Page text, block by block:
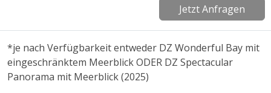
Jetzt Anfragen
*je nach Verfügbarkeit entweder DZ Wonderful Bay mit
eingeschränktem Meerblick ODER DZ Spectacular
Panorama mit Meerblick (2025)